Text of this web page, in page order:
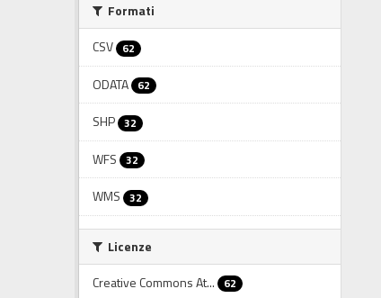
Formati
CSV 62
ODATA 62
SHP 32
WFS 32
WMS 32
Licenze
Creative Commons At...
62